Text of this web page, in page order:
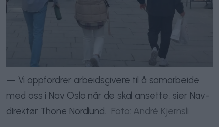
— Vi oppfordrer arbeidsgivere til å samarbeide
med oss i Nav Oslo når de skal ansette, sier Nav-
direktør Thone Nordlund. Foto: André Kjernsli